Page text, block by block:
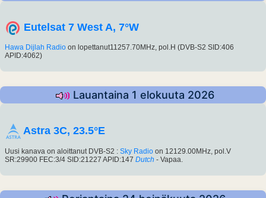
Eutelsat 7 West A, 7°W
Hawa Dijlah Radio on lopettanut11257.70MHz, pol.H (DVB-S2 SID:406
APID:4062)
Lauantaina 1 elokuuta 2026
Astra 3C, 23.5°E
Uusi kanava on aloittanut DVB-S2 : Sky Radio on 12129.00MHz, pol.V
SR:29900 FEC:3/4 SID:21227 APID:147 Dutch - Vapaa.